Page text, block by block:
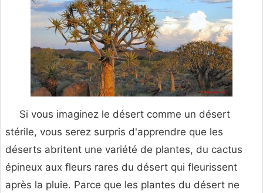
Si vous imaginez le désert comme un désert
stérile, vous serez surpris d'apprendre que les
déserts abritent une variété de plantes, du cactus
épineux aux fleurs rares du désert qui fleurissent
après la pluie. Parce que les plantes du désert ne